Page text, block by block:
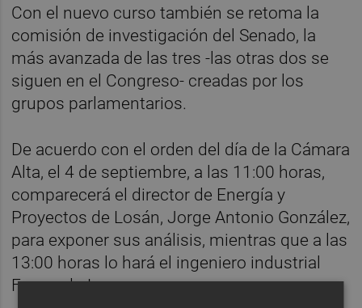
Con el nuevo curso también se retoma la
comisión de investigación del Senado, la
más avanzada de las tres -las otras dos se
siguen en el Congreso- creadas por los
grupos parlamentarios.
De acuerdo con el orden del día de la Cámara
Alta, el 4 de septiembre, a las 11:00 horas,
comparecerá el director de Energía y
Proyectos de Losán, Jorge Antonio González,
para exponer sus análisis, mientras que a las
13:00 horas lo hará el ingeniero industrial
Fernando Ley.